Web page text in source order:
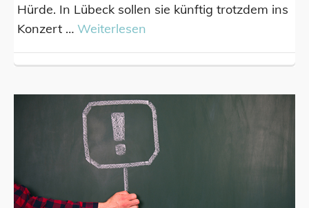
Hürde. In Lübeck sollen sie künftig trotzdem ins
Konzert … Weiterlesen